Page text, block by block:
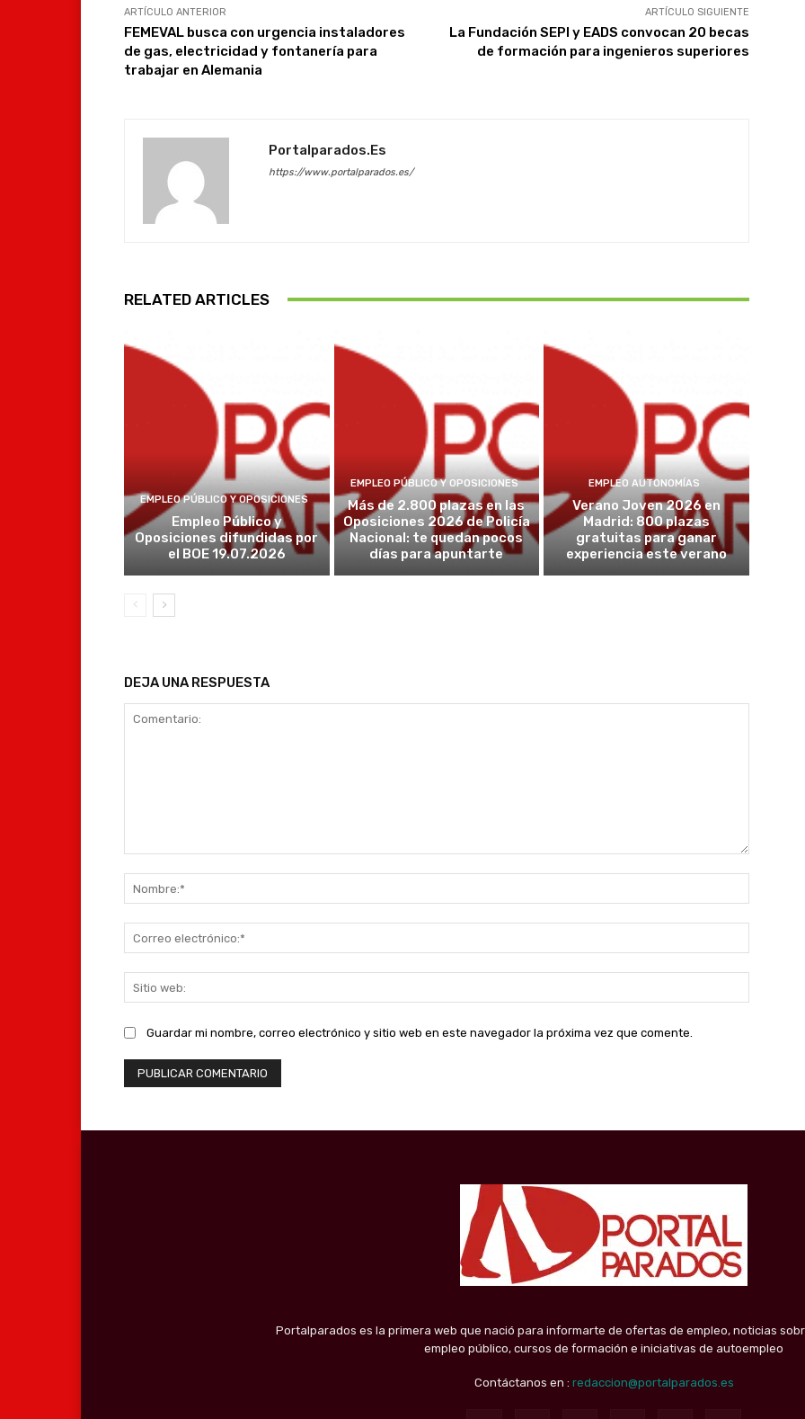
ARTÍCULO ANTERIOR
FEMEVAL busca con urgencia instaladores
de gas, electricidad y fontanería para
trabajar en Alemania
ARTÍCULO SIGUIENTE
La Fundación SEPI y EADS convocan 20 becas
de formación para ingenieros superiores
Portalparados.es
https://www.portalparados.es/
RELATED ARTICLES
EMPLEO PÚBLICO Y OPOSICIONES
Empleo Público y
Oposiciones difundidas por
el BOE 19.07.2026
EMPLEO PÚBLICO Y OPOSICIONES
Más de 2.800 plazas en las
Oposiciones 2026 de Policía
Nacional: te quedan pocos
días para apuntarte
EMPLEO AUTONOMÍAS
Verano Joven 2026 en
Madrid: 800 plazas
gratuitas para ganar
experiencia este verano
DEJA UNA RESPUESTA
web:
Guardar mi nombre, correo electrónico y sitio web en este navegador la próxima vez que comente.
Portalparados es la primera web que nació para informarte de ofertas de empleo, noticias
empleo público, cursos de formación e iniciativas de autoempleo
Contáctanos en : redaccion@portalparados.es